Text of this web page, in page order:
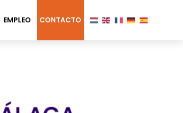
EMPLEO CONTACTO